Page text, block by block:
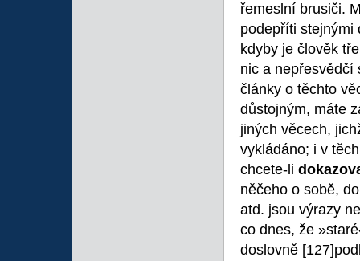
řemeslní brusiči.
podepříti stejnými
kdyby je člověk
nic a nepřesvědčí
články o těchto
důstojným, máte
jiných věcech,
vykládáno; i v
chcete-li
něčeho o sobě,
atd. jsou výrazy
co dnes, že
doslovně